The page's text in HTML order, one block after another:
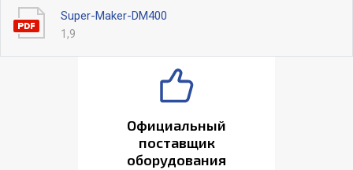
Super-Maker-DM400
1,9
Официальный
поставщик
оборудования